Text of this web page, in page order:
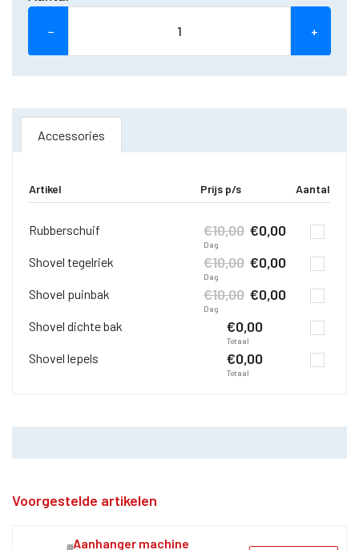
− +
Accessories
Artikel Prijs p/s Aantal
Rubberschuif €10,00 €0,00
Dag
Shovel tegelriek €10,00 €0,00
Dag
Shovel puinbak €10,00 €0,00
Dag
Shovel dichte bak €0,00
Totaal
Shovel lepels €0,00
Totaal
Voorgestelde artikelen
Aanhanger machine